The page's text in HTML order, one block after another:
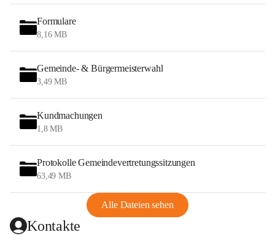
Formulare
8,16 MB
Gemeinde- & Bürgermeisterwahl
3,49 MB
Kundmachungen
1,8 MB
Protokolle Gemeindevertretungssitzungen
63,49 MB
Alle Dateien sehen
Kontakte